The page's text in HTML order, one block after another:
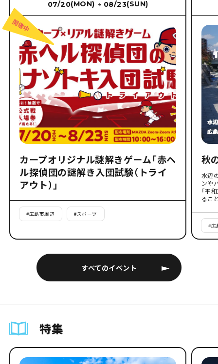
すべてのイベント
07/20(MON) → 08/23(SUN)
カープオリジナル謎解きゲーム「赤ヘ
ル探偵団の謎解き入団試験（トライ
アウト）」
#広島市周辺 #スポーツ
秋
水辺
ンや
「平
るこ
#広
特集